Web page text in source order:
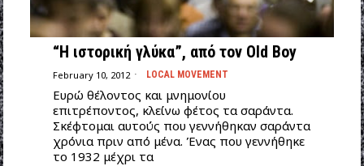
“H ιστορική γλύκα”, από τον Old Boy
February 10, 2012 LOCAL MOVEMENT
Ευρώ θέλοντος και μνημονίου
επιτρέποντος, κλείνω φέτος τα σαράντα.
Σκέφτομαι αυτούς που γεννήθηκαν σαράντα
χρόνια πριν από μένα. Ένας που γεννήθηκε
το 1932 μέχρι τα